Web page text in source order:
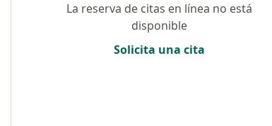
La reserva de citas en línea no está
disponible
Solicita una cita